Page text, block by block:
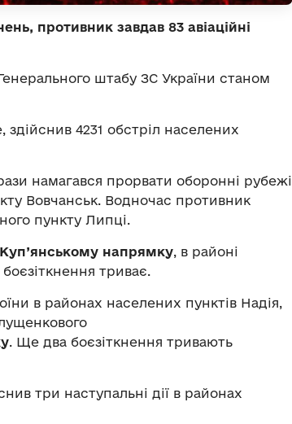
противник завдав 83 авіаційні
штабу ЗС України станом
здійснив 4231 обстріл населених
намагався прорвати оборонні рубежі
Вовчанськ. Водночас противник
пункту Липці.
напрямку, в районі
триває.
в районах населених пунктів Надія,
. Ще два боєзіткнення тривають
три наступальні дії в районах